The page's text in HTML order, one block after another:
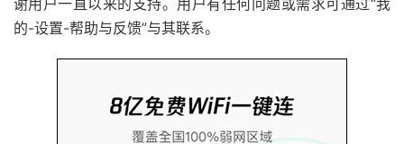
谢用户一直以来的支持。用户有任何问题或需求可通过“我
的-设置-帮助与反馈”与其联系。